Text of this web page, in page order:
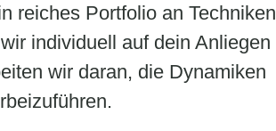
reiches Portfolio an Techniken
individuell auf dein Anliegen
wir daran, die Dynamiken